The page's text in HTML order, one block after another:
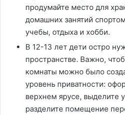
продумайте место для
домашних занятий
учебы, отдыха и хобби.
В 12-13 лет дети остро
пространстве. Важно,
комнаты можно было
уровень приватности:
верхнем ярусе, выделите
разделите помещение